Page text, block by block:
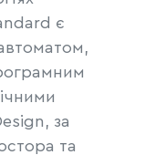
є
за
та